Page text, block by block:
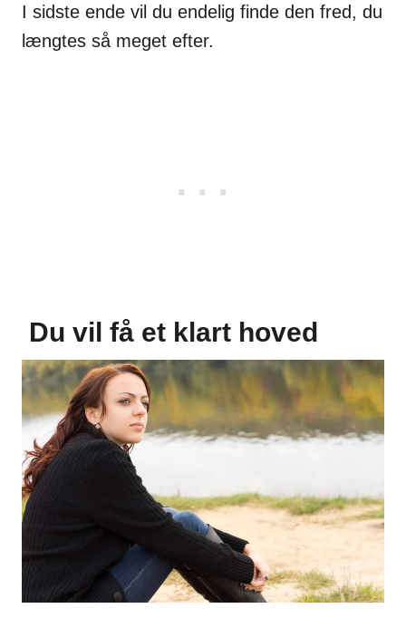
I sidste ende vil du endelig finde den fred, du
længtes så meget efter.
Du vil få et klart hoved